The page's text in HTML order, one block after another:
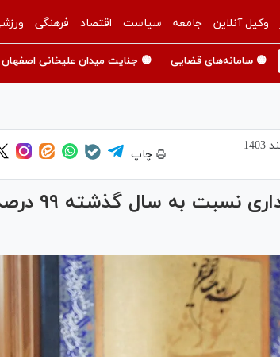
وکیل آنلاین جامعه سیاست اقتصاد فرهنگی
🟡 سامانه‌های قضایی 🟡 جنایت میدان علیخانی اصفهان
چاپ
زاکانی: بودجه سال